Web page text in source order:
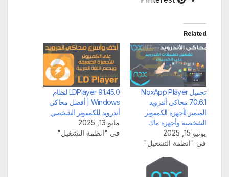
Related
تحميل NoxApp Player
7.0.6.1 محاكي أندرويد
المتميز لأجهزة الكمبيوتر
الشخصية وأجهزة ماك
يونيو 15, 2025
في "انظمة التشغيل"
LDPlayer 9.1.45.0 لنظام
Windows | أفضل محاكي
أندرويد للكمبيوتر الشخصي
مايو 13, 2025
في "انظمة التشغيل"